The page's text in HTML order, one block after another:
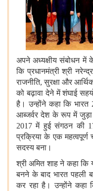
अपने अध्यक्षीय संबोधन में
कि प्रधानमंत्री श्री
राजनीति, सुरक्षा और
को बढ़ावा देने में शंघाई
है। उन्होंने कहा कि
आब्जर्वर देश के रूप में जुड़ा
2017 में हुई संगठन की
प्रक्रिया के एक
सदस्य बना।
श्री अमित शाह ने कहा कि
बनने के बाद भारत पहली
कर रहा है। उन्होंने कहा